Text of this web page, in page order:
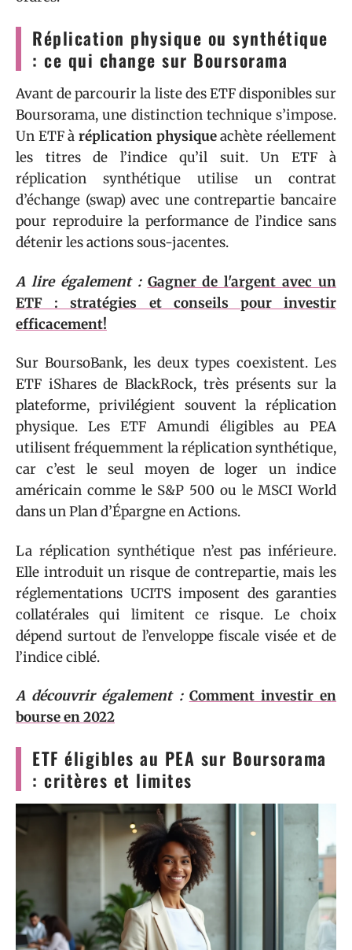
Réplication physique ou synthétique
: ce qui change sur Boursorama
Avant de parcourir la liste des ETF disponibles sur
Boursorama, une distinction technique s’impose.
Un ETF à réplication physiqueachète réellement
les titres de l’indice qu’il suit. Un ETF à
réplication synthétique utilise un contrat
d’échange (swap) avec une contrepartie bancaire
pour reproduire la performance de l’indice sans
détenir les actions sous-jacentes.
A lire également : Gagner de l'argent avec un
ETF : stratégies et conseils pour investir
efficacement!
Sur BoursoBank, les deux types coexistent. Les
ETF iShares de BlackRock, très présents sur la
plateforme, privilégient souvent la réplication
physique. Les ETF Amundi éligibles au PEA
utilisent fréquemment la réplication synthétique,
car c’est le seul moyen de loger un indice
américain comme le S&P 500 ou le MSCI World
dans un Plan d’Épargne en Actions.
La réplication synthétique n’est pas inférieure.
Elle introduit un risque de contrepartie, mais les
réglementations UCITS imposent des garanties
collatérales qui limitent ce risque. Le choix
dépend surtout de l’enveloppe fiscale visée et de
l’indice ciblé.
A découvrir également : Comment investir en
bourse en 2022
ETF éligibles au PEA sur Boursorama
: critères et limites